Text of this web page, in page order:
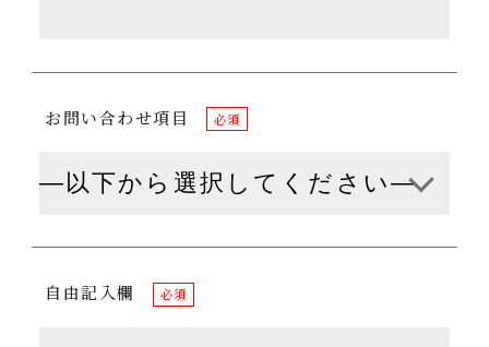
お問い合わせ項目 必須
自由記入欄 必須